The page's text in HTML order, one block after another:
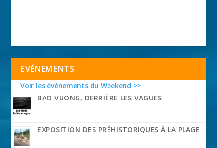
EVÉNEMENTS
Voir les événements du Weekend >>
BAO VUONG, DERRIÈRE LES VAGUES
EXPOSITION DES PRÉHISTORIQUES À LA PLAGE